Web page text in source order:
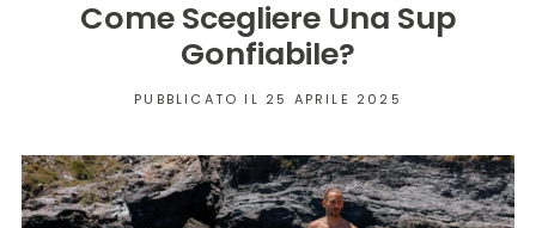
Come Scegliere Una Sup
Gonfiabile?
PUBBLICATO IL 25 APRILE 2025